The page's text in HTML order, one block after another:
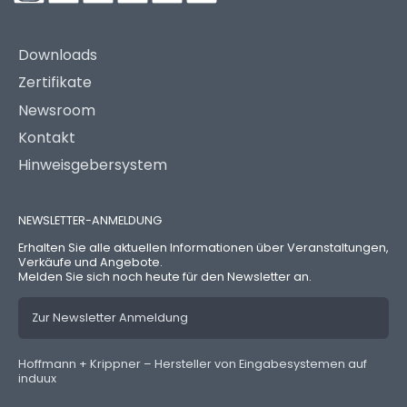
Downloads
Zertifikate
Newsroom
Kontakt
Hinweisgebersystem
NEWSLETTER-ANMELDUNG
Erhalten Sie alle aktuellen Informationen über Veranstaltungen,
Verkäufe und Angebote.
Melden Sie sich noch heute für den Newsletter an.
Zur Newsletter Anmeldung
Hoffmann + Krippner – Hersteller von Eingabesystemen auf
induux